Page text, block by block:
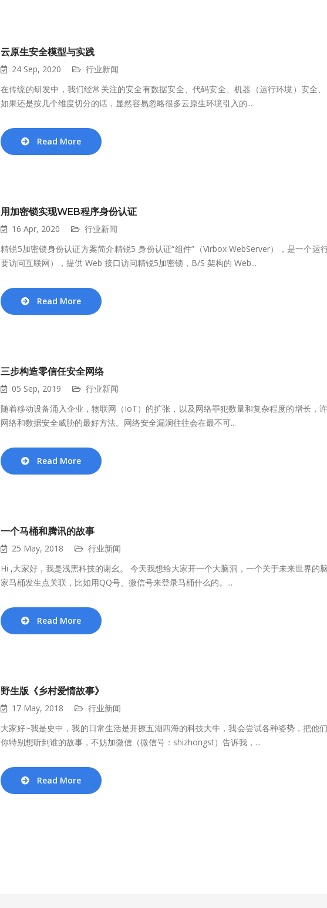
云原生安全模型与实践
24 Sep, 2020
行业新闻
在传统的研发中，我们经常关注的安全有数据安全、代码安全、机器（运行环境）安全
如果还是按几个维度切分的话，显然容易忽略很多云原生环境引入的...
Read More
用加密锁实现WEB程序身份认证
16 Apr, 2020
行业新闻
精锐5加密锁身份认证方案简介精锐5 身份认证“组件”（Virbox WebServer），是一个运
要访问互联网），提供 Web 接口访问精锐5加密锁，B/S 架构的 Web...
Read More
三步构造零信任安全网络
05 Sep, 2019
行业新闻
随着移动设备涌入企业，物联网（IoT）的扩张，以及网络罪犯数量和复杂程度的增长，
网络和数据安全威胁的最好方法。网络安全漏洞往往会在最不可...
Read More
一个马桶和腾讯的故事
25 May, 2018
行业新闻
Hi ,大家好，我是浅黑科技的谢幺。 今天我想给大家开一个大脑洞，一个关于未来世界的
家马桶发生点关联，比如用QQ号、微信号来登录马桶什么的。...
Read More
野生版《乡村爱情故事》
17 May, 2018
行业新闻
大家好~我是史中，我的日常生活是开撩五湖四海的科技大牛，我会尝试各种姿势，把他
你特别想听到谁的故事，不妨加微信（微信号：shizhongst）告诉我，...
Read More